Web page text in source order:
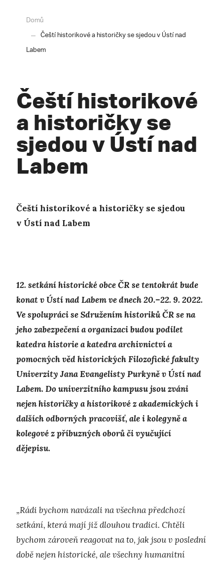
Domů
Čeští historikové a historičky se sjedou v Ústí nad
Labem
Čeští historikové
a historičky se
sjedou v Ústí nad
Labem
Čeští historikové a historičky se sjedou
v Ústí nad Labem
12. setkání historické obce ČR se tentokrát bude
konat v Ústí nad Labem ve dnech 20.–22. 9. 2022.
Ve spolupráci se Sdružením historiků ČR se na
jeho zabezpečení a organizaci budou podílet
katedra historie a katedra archivnictví a
pomocných věd historických Filozofické fakulty
Univerzity Jana Evangelisty Purkyně v Ústí nad
Labem. Do univerzitního kampusu jsou zváni
nejen historičky a historikové z akademických i
dalších odborných pracovišť, ale i kolegyně a
kolegové z příbuzných oborů či vyučující
dějepisu.
„Rádi bychom navázali na všechna předchozí
setkání, která mají již dlouhou tradici. Chtěli
bychom zároveň reagovat na to, jak jsou v poslední
době nejen historické, ale všechny humanitní